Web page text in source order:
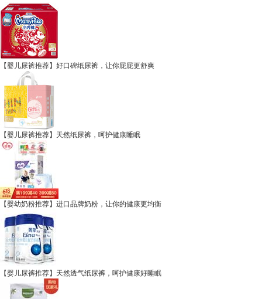
【婴儿尿裤推荐】好口碑纸尿裤，让你屁屁更舒爽
【婴儿尿裤推荐】天然纸尿裤，呵护健康睡眠
【婴幼奶粉推荐】进口品牌奶粉，让你的健康更均衡
【婴儿尿裤推荐】天然透气纸尿裤，呵护健康好睡眠